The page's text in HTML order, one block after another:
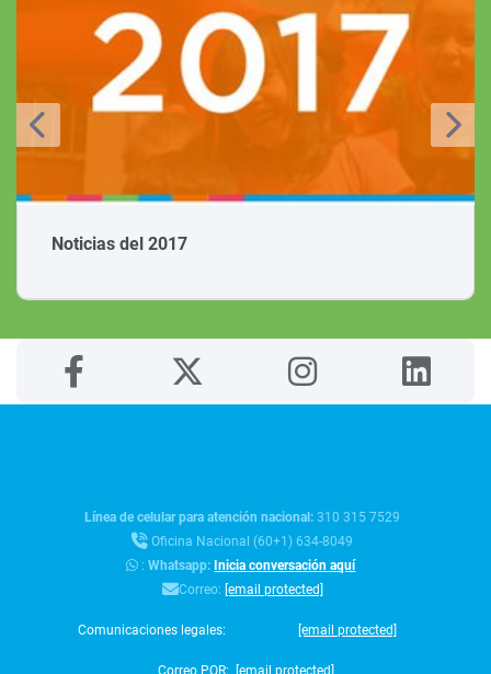
Línea de celular para atención nacional:310 315 7529
Oficina Nacional (60+1) 634-8049
:Whatsapp: Inicia conversación aquí
Correo: [email protected]
Comunicaciones legales: [email protected]
Correo PQR: [email protected]